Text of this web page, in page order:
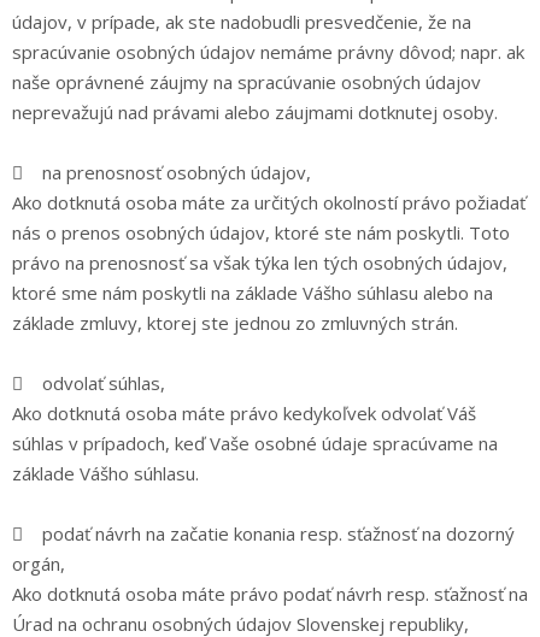
údajov, v prípade, ak ste nadobudli presvedčenie, že na
spracúvanie osobných údajov nemáme právny dôvod; napr. ak
naše oprávnené záujmy na spracúvanie osobných údajov
neprevažujú nad právami alebo záujmami dotknutej osoby.
 na prenosnosť osobných údajov,
Ako dotknutá osoba máte za určitých okolností právo požiadať
nás o prenos osobných údajov, ktoré ste nám poskytli. Toto
právo na prenosnosť sa však týka len tých osobných údajov,
ktoré sme nám poskytli na základe Vášho súhlasu alebo na
základe zmluvy, ktorej ste jednou zo zmluvných strán.
 odvolať súhlas,
Ako dotknutá osoba máte právo kedykoľvek odvolať Váš
súhlas v prípadoch, keď Vaše osobné údaje spracúvame na
základe Vášho súhlasu.
 podať návrh na začatie konania resp. sťažnosť na dozorný
orgán,
Ako dotknutá osoba máte právo podať návrh resp. sťažnosť na
Úrad na ochranu osobných údajov Slovenskej republiky,